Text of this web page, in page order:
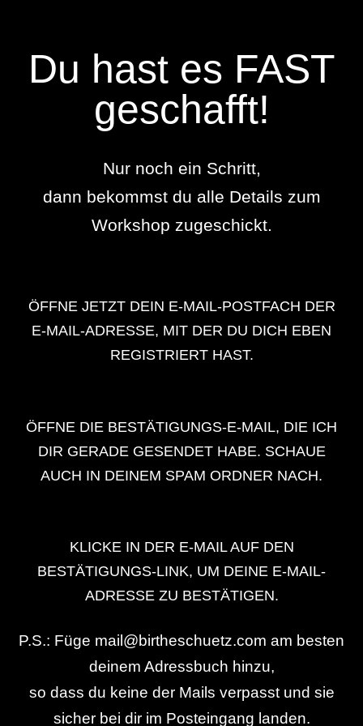
Du hast es FAST
geschafft!
Nur noch ein Schritt,
dann bekommst du alle Details zum
Workshop zugeschickt.
ÖFFNE JETZT DEIN E-MAIL-POSTFACH DER
E-MAIL-ADRESSE, MIT DER DU DICH EBEN
REGISTRIERT HAST.
ÖFFNE DIE BESTÄTIGUNGS-E-MAIL, DIE ICH
DIR GERADE GESENDET HABE. SCHAUE
AUCH IN DEINEM SPAM ORDNER NACH.
KLICKE IN DER E-MAIL AUF DEN
BESTÄTIGUNGS-LINK, UM DEINE E-MAIL-
ADRESSE ZU BESTÄTIGEN.
P.S.: Füge mail@birtheschuetz.com am besten
deinem Adressbuch hinzu,
so dass du keine der Mails verpasst und sie
sicher bei dir im Posteingang landen.